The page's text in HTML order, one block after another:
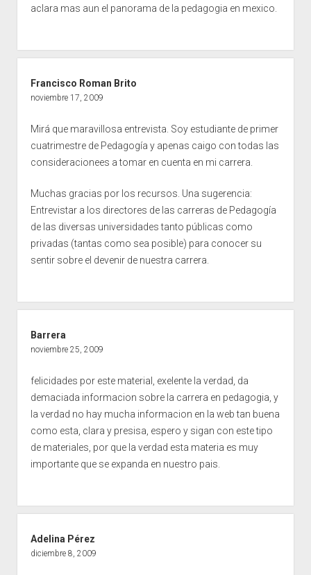
aclara mas aun el panorama de la pedagogia en mexico.
Francisco Roman Brito
noviembre 17, 2009
Mirá que maravillosa entrevista. Soy estudiante de primer
cuatrimestre de Pedagogía y apenas caigo con todas las
consideracionees a tomar en cuenta en mi carrera.
Muchas gracias por los recursos. Una sugerencia:
Entrevistar a los directores de las carreras de Pedagogía
de las diversas universidades tanto públicas como
privadas (tantas como sea posible) para conocer su
sentir sobre el devenir de nuestra carrera.
Barrera
noviembre 25, 2009
felicidades por este material, exelente la verdad, da
demaciada informacion sobre la carrera en pedagogia, y
la verdad no hay mucha informacion en la web tan buena
como esta, clara y presisa, espero y sigan con este tipo
de materiales, por que la verdad esta materia es muy
importante que se expanda en nuestro pais.
Adelina Pérez
diciembre 8, 2009